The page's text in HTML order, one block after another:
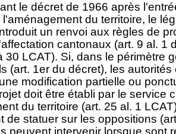
le décret de 1966 après
du territoire, le
un renvoi aux règles de
cantonaux (art. 9 al. 1
30 LCAT). Si, dans le périmètre
(art. 1er du décret), les
modification partielle ou
doit être établi par le service
du territoire (art. 25 al. 1
de statuer sur les oppositions
peuvent intervenir lorsque sont